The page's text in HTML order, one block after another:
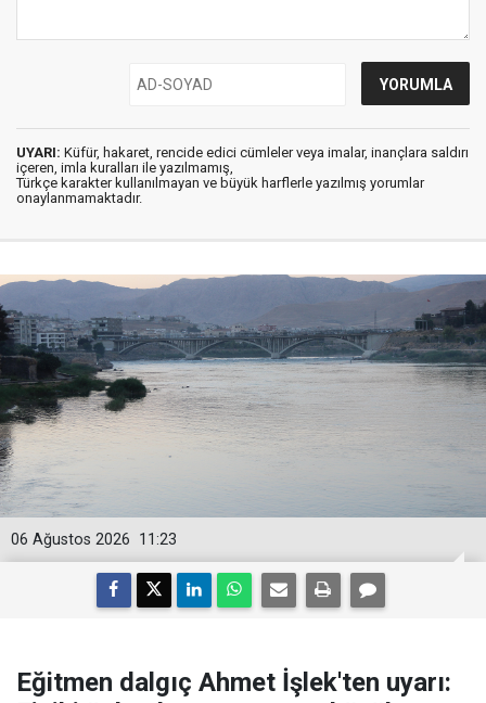
UYARI: Küfür, hakaret, rencide edici cümleler veya imalar, inançlara saldırı
içeren, imla kuralları ile yazılmamış,
Türkçe karakter kullanılmayan ve büyük harflerle yazılmış yorumlar
onaylanmamaktadır.
11:23
06 Ağustos 2026
Eğitmen dalgıç Ahmet İşlek'ten uyarı: